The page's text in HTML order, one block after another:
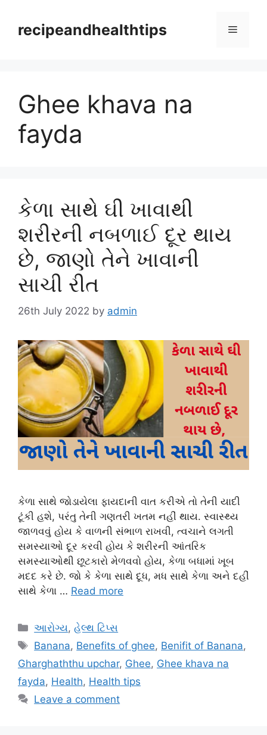
contentrecipeandhealthtips Menu
Ghee khava na
fayda
કેળા સાથે ઘી ખાવાથી
શરીરની નબળાઈ દૂર થાય
છે, જાણો તેને ખાવાની
સાચી રીત
26th July 2022 by admin
કેળા સાથે જોડાયેલા ફાયદાની વાત કરીએ તો તેની યાદી
ટૂંકી હશે, પરંતુ તેની ગણતરી ખતમ નહીં થાય. સ્વાસ્થ્ય
જાળવવું હોય કે વાળની ​​સંભાળ રાખવી, ત્વચાને લગતી
સમસ્યાઓ દૂર કરવી હોય કે શરીરની આંતરિક
સમસ્યાઓથી છૂટકારો મેળવવો હોય, કેળા બધામાં ખૂબ
મદદ કરે છે. જો કે કેળા સાથે દૂધ, મધ સાથે કેળા અને દહીં
સાથે કેળા … Read more
Categories
આરોગ્ય,હેલ્થ ટિપ્સ
Tags
Banana, Benefits of ghee, Benifit of Banana,
Gharghaththu upchar, Ghee, Ghee khava na
fayda, Health, Health tips
Leave a comment